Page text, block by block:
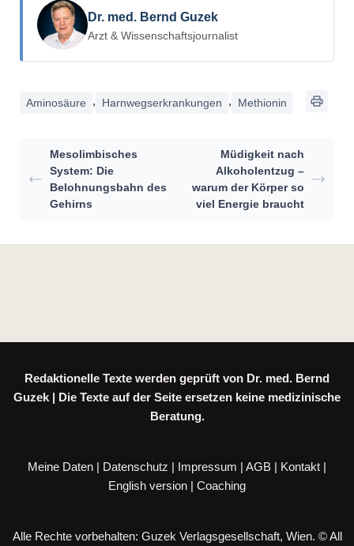
Dr. med. Bernd Guzek
Arzt & Wissenschaftsjournalist
Aminosäure , Harnwegserkrankungen , Methionin
Mesolimbisches
System: Die
Belohnungsbahn des
Gehirns
Müdigkeit nach
Alkoholentzug –
warum der Körper so
viel Energie braucht
Redaktionelle Texte werden geprüft von Dr. med. Bernd
Guzek | Die Texte auf der Seite ersetzen keine medizinische
Beratung.
Meine Daten | Datenschutz | Impressum | AGB | Kontakt |
English version | Coaching
Alle Rechte vorbehalten: Guzek Verlagsgesellschaft, Wien. © All